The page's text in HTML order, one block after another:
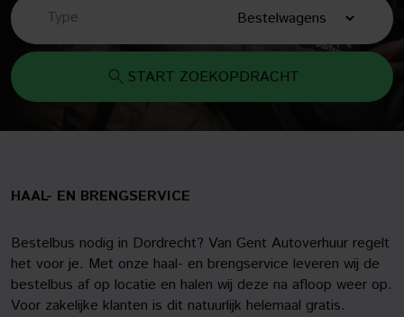
Type
START ZOEKOPDRACHT
HAAL- EN BRENGSERVICE
Bestelbus nodig in Dordrecht? Van Gent Autoverhuur regelt
het voor je. Met onze haal- en brengservice leveren wij de
bestelbus af op locatie en halen wij deze na afloop weer op.
Voor zakelijke klanten is dit natuurlijk helemaal gratis.